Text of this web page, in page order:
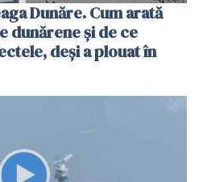
Dunăre. Cum arată
dunărene și de ce
deși a plouat în